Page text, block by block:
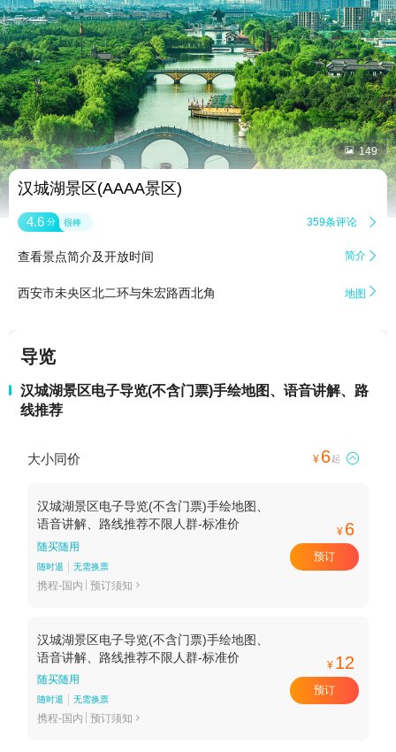
 149
汉城湖景区(AAAA景区)
4.6 分 很棒 359条评论 
查看景点简介及开放时间 简介 
西安市未央区北二环与朱宏路西北角 地图 
导览
汉城湖景区电子导览(不含门票)手绘地图、语音讲解、路
线推荐
大小同价 ¥ 6起 
汉城湖景区电子导览(不含门票)手绘地图、
语音讲解、路线推荐不限人群-标准价
随买随用
随时退 无需换票
携程-国内 预订须知 
¥ 6
预订
汉城湖景区电子导览(不含门票)手绘地图、
语音讲解、路线推荐不限人群-标准价
随买随用
随时退 无需换票
携程-国内 预订须知 
¥ 12
预订
